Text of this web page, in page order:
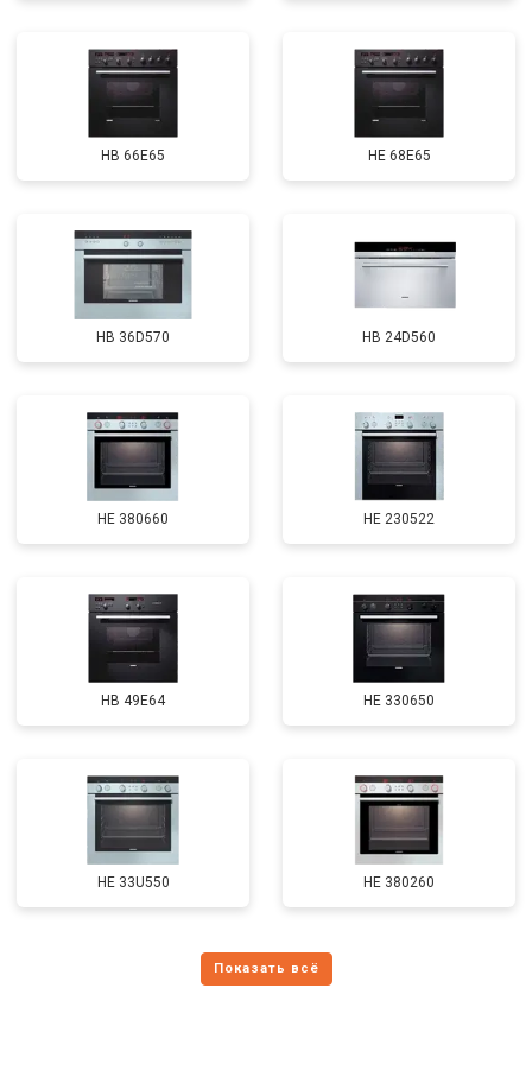
HB 66E65 HE 68E65
HB 36D570 HB 24D560
HE 380660 HE 230522
HB 49E64 HE 330650
HE 33U550 HE 380260